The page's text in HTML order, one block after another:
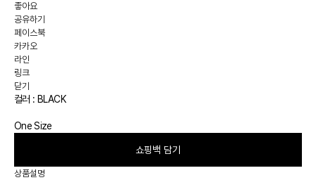
좋아요
공유하기
페이스북
카카오
라인
링크
닫기
컬러 : BLACK
One Size
쇼핑백 담기
상품설명